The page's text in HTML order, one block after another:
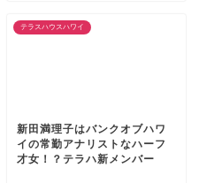
テラスハウスハワイ
新田満理子はバンクオブハワ
イの常勤アナリストなハーフ
才女！？テラハ新メンバー